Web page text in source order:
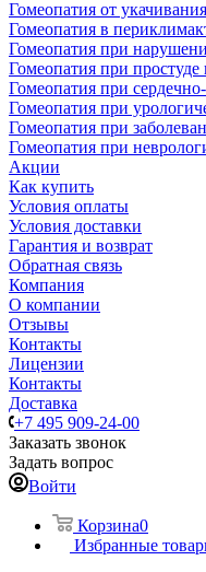
Гомеопатия от укачивания
Гомеопатия в
Гомеопатия при
Гомеопатия при
Гомеопатия при
Гомеопатия при
Гомеопатия при
Гомеопатия при
Акции
Как купить
Условия оплаты
Условия доставки
Гарантия и возврат
Обратная связь
Компания
О компании
Отзывы
Контакты
Лицензии
Контакты
Доставка
+7 495 909-24-00
Заказать звонок
Задать вопрос
Войти
Корзина0
Избранные